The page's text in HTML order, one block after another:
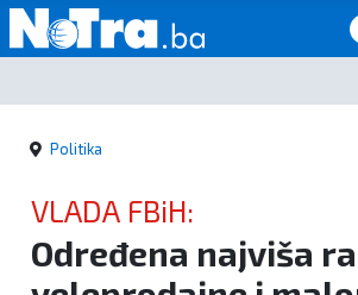
Početna
Vijesti
Sport
Politika
VLADA FBiH:
Određena najviša